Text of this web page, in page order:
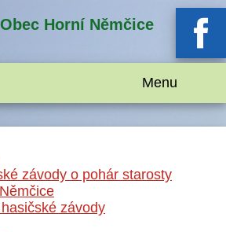
Obec Horní Němčice
Menu
závody o pohár starosty
závody